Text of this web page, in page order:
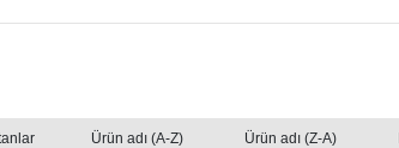
Ürün adı (A-Z) Ürün adı (Z-A)